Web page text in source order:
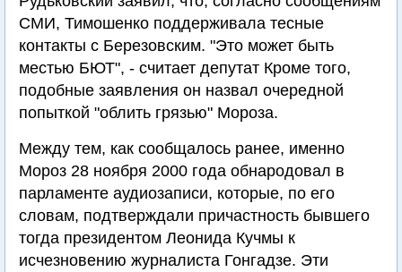
СМИ, Тимошенко поддерживала тесные
контакты с Березовским. "Это может быть
местью БЮТ", - считает депутат Кроме того,
подобные заявления он назвал очередной
попыткой "облить грязью" Мороза.
Между тем, как сообщалось ранее, именно
Мороз 28 ноября 2000 года обнародовал в
парламенте аудиозаписи, которые, по его
словам, подтверждали причастность бывшего
тогда президентом Леонида Кучмы к
исчезновению журналиста Гонгадзе. Эти